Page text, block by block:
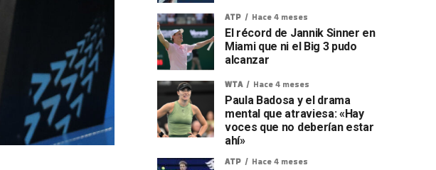
ATP Hace 4 meses
El récord de Jannik Sinner en
Miami que ni el Big 3 pudo
alcanzar
WTA Hace 4 meses
Paula Badosa y el drama
mental que atraviesa: «Hay
voces que no deberían estar
ahí»
ATP Hace 4 meses